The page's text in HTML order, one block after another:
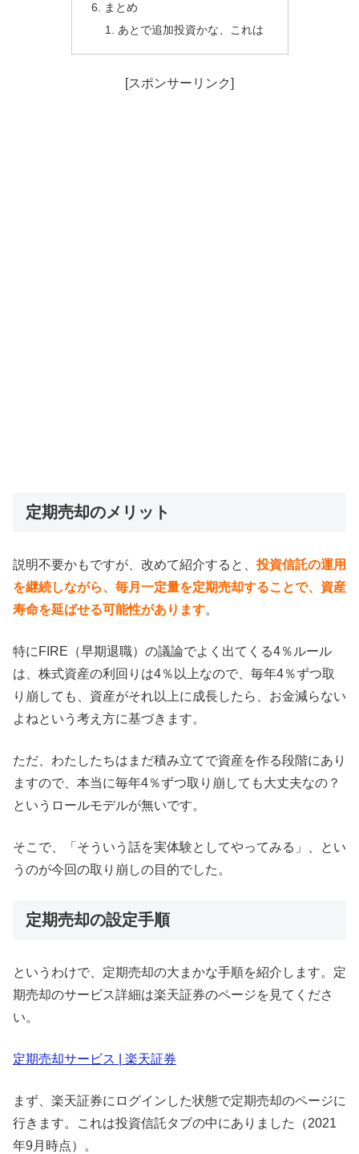
まとめ
あとで追加投資かな、これは
[スポンサーリンク]
定期売却のメリット
説明不要かもですが、改めて紹介すると、投資信託の運用
を継続しながら、毎月一定量を定期売却することで、資産
寿命を延ばせる可能性があります。
特にFIRE（早期退職）の議論でよく出てくる4％ルール
は、株式資産の利回りは4％以上なので、毎年4％ずつ取
り崩しても、資産がそれ以上に成長したら、お金減らない
よねという考え方に基づきます。
ただ、わたしたちはまだ積み立てで資産を作る段階にあり
ますので、本当に毎年4％ずつ取り崩しても大丈夫なの？
というロールモデルが無いです。
そこで、「そういう話を実体験としてやってみる」、とい
うのが今回の取り崩しの目的でした。
定期売却の設定手順
というわけで、定期売却の大まかな手順を紹介します。定
期売却のサービス詳細は楽天証券のページを見てくださ
い。
定期売却サービス | 楽天証券
まず、楽天証券にログインした状態で定期売却のページに
行きます。これは投資信託タブの中にありました（2021
年9月時点）。